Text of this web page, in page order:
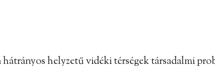
helyzetű vidéki térségek társadalmi